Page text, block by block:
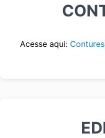
Acesse aqui: